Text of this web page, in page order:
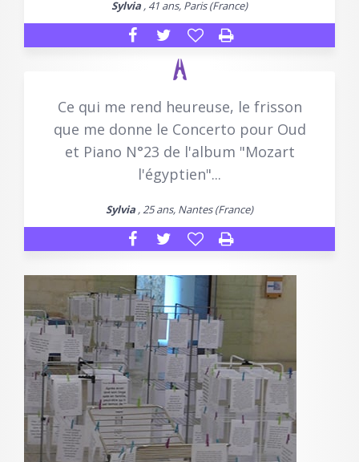
Sylvia , 41 ans, Paris (France)
Ce qui me rend heureuse, le frisson
que me donne le Concerto pour Oud
et Piano N°23 de l'album "Mozart
l'égyptien"...
Sylvia , 25 ans, Nantes (France)